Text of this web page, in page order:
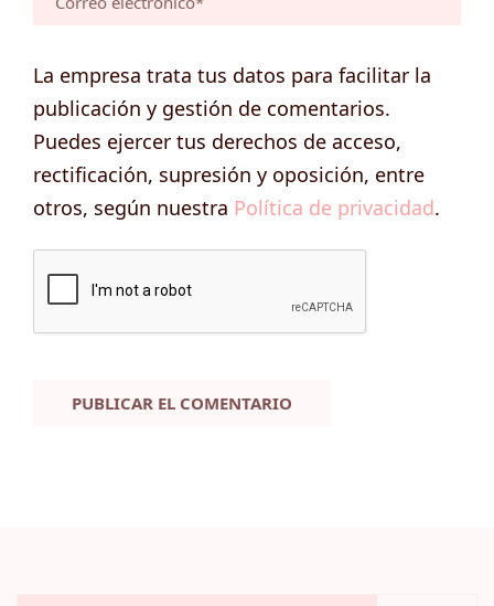
La empresa trata tus datos para facilitar la
publicación y gestión de comentarios.
Puedes ejercer tus derechos de acceso,
rectificación, supresión y oposición, entre
otros, según nuestra Política de privacidad.